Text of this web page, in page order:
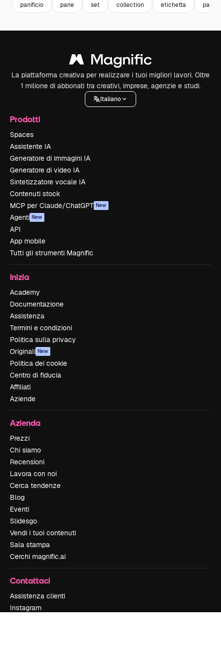
panificio pane set collection etichetta pastry
La piattaforma creativa per realizzare i tuoi migliori lavori. Oltre
1 milione di abbonati tra creativi, imprese, agenzie e studi.
Italiano
Prodotti
Spaces
Assistente IA
Generatore di immagini IA
Generatore di video IA
Sintetizzatore vocale IA
Contenuti stock
MCP per Claude/ChatGPT New
Agenti New
API
App mobile
Tutti gli strumenti Magnific
Inizia
Academy
Documentazione
Assistenza
Termini e condizioni
Politica sulla privacy
Originali New
Politica dei cookie
Centro di fiducia
Affiliati
Aziende
Azienda
Prezzi
Chi siamo
Recensioni
Lavora con noi
Cerca tendenze
Blog
Eventi
Slidesgo
Vendi i tuoi contenuti
Sala stampa
Cerchi magnific.ai
Contattaci
Assistenza clienti
Instagram